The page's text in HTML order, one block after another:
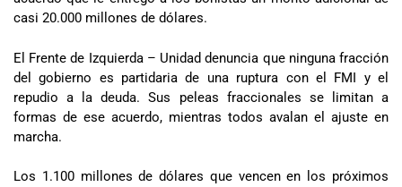
casi 20.000 millones de dólares.
El Frente de Izquierda – Unidad denuncia que ninguna fracción
del gobierno es partidaria de una ruptura con el FMI y el
repudio a la deuda. Sus peleas fraccionales se limitan a
formas de ese acuerdo, mientras todos avalan el ajuste en
marcha.
Los 1.100 millones de dólares que vencen en los próximos